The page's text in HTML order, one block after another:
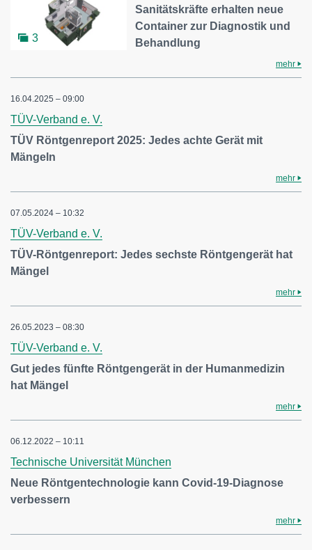
3
Sanitätskräfte erhalten neue
Container zur Diagnostik und
Behandlung
mehr
16.04.2025 – 09:00
TÜV-Verband e. V.
TÜV Röntgenreport 2025: Jedes achte Gerät mit
Mängeln
mehr
07.05.2024 – 10:32
TÜV-Verband e. V.
TÜV-Röntgenreport: Jedes sechste Röntgengerät hat
Mängel
mehr
26.05.2023 – 08:30
TÜV-Verband e. V.
Gut jedes fünfte Röntgengerät in der Humanmedizin
hat Mängel
mehr
06.12.2022 – 10:11
Technische Universität München
Neue Röntgentechnologie kann Covid-19-Diagnose
verbessern
mehr